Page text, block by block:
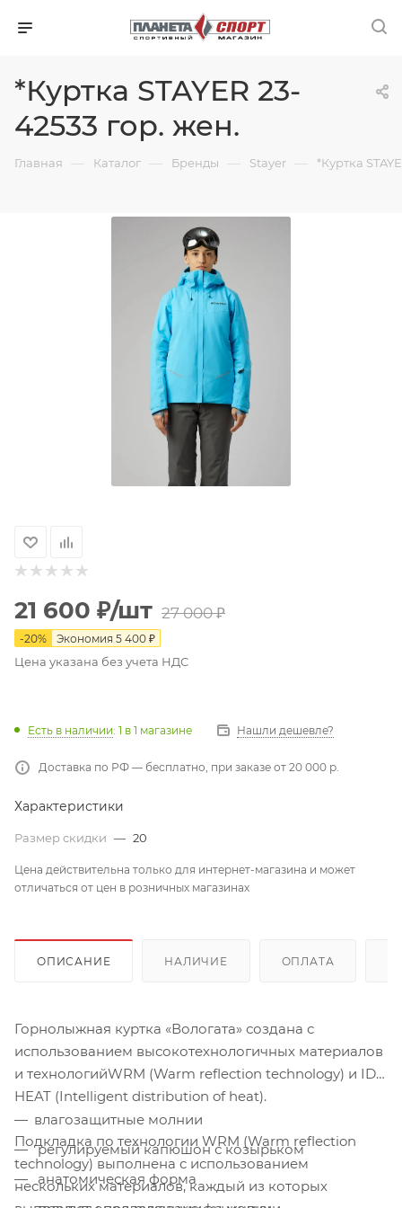
*Куртка STAYER 23-
42533 гор. жен.
Главная — Каталог — Бренды — Stayer — *Куртка
21 600 ₽/шт 27 000₽
-20% Экономия 5 400 ₽
Цена указана без учета НДС
Есть в наличии: 1 в 1 магазине Нашли дешевле?
Доставка по РФ — бесплатно, при заказе от 20 000 р.
Характеристики
Размер скидки — 20
Цена действительна только для интернет-магазина и может
отличаться от цен в розничных магазинах
ОПИСАНИЕ НАЛИЧИЕ ОПЛАТА
Горнолыжная куртка «Вологата» создана с
использованием высокотехнологичных материалов
и технологийWRM (Warm reflection technology) и ID
HEAT (Intelligent distribution of heat).
Подкладка по технологии WRM (Warm reflection
technology) выполнена с использованием
нескольких материалов, каждый из которых
влагозащитные молнии
регулируемый капюшон с козырьком
анатомическая форма